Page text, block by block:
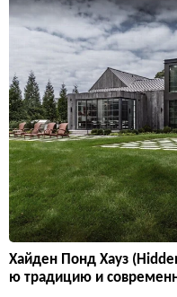
Хайден Понд Хауз
ю традицию и